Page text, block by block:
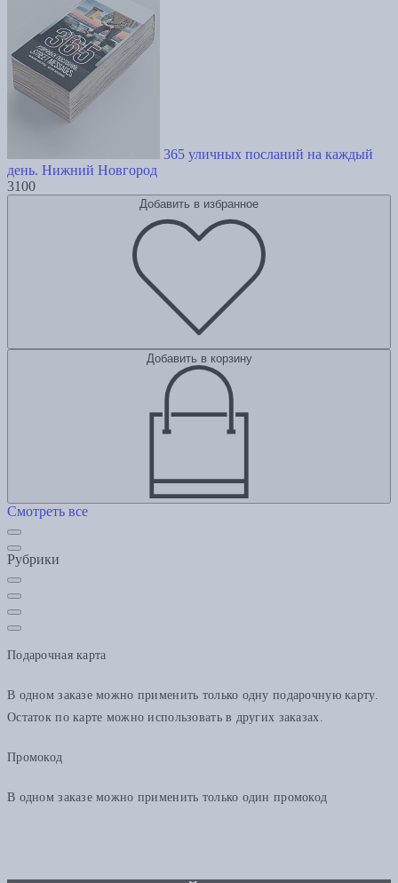
365 уличных посланий на каждый
день. Нижний Новгород
3100
Добавить в избранное
Добавить в корзину
Смотреть все
Рубрики
Подарочная карта
В одном заказе можно применить только одну подарочную карту.
Остаток по карте можно использовать в других заказах.
Промокод
В одном заказе можно применить только один промокод